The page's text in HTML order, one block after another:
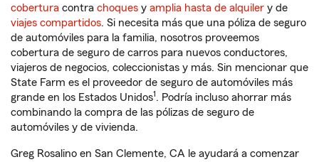
cobertura contra choques y amplia hasta de alquiler y de
viajes compartidos. Si necesita más que una póliza de seguro
de automóviles para la familia, nosotros proveemos
cobertura de seguro de carros para nuevos conductores,
viajeros de negocios, coleccionistas y más. Sin mencionar que
State Farm es el proveedor de seguro de automóviles más
grande en los Estados Unidos1. Podría incluso ahorrar más
combinando la compra de las pólizas de seguro de
automóviles y de vivienda.
Greg Rosalino en San Clemente, CA le ayudará a comenzar